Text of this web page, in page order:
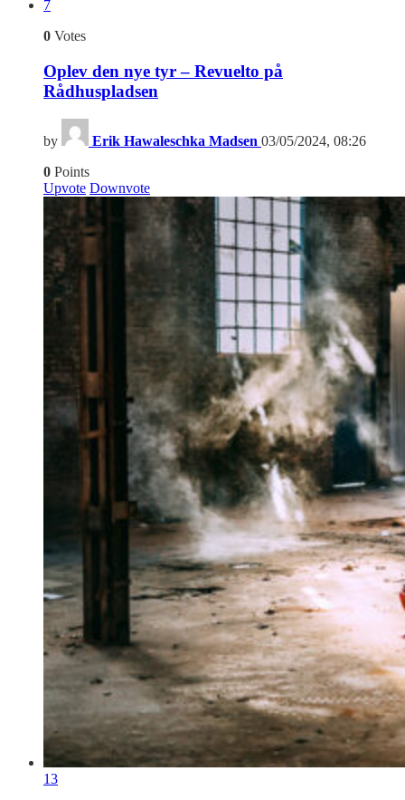
7
0 Votes
Oplev den nye tyr – Revuelto på
Rådhuspladsen
by Erik Hawaleschka Madsen 03/05/2024, 08:26
0 Points
Upvote Downvote
13